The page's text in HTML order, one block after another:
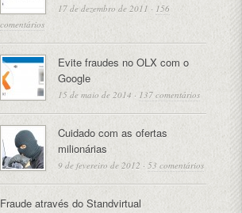
17 de dezembro de 2011 · 156
comentários
Evite fraudes no OLX com o
Google
15 de maio de 2014 · 137 comentários
Cuidado com as ofertas
milionárias
9 de fevereiro de 2012 · 53 comentários
Fraude através do Standvirtual